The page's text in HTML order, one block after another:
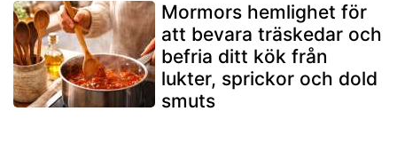
Mormors hemlighet för
att bevara träskedar och
befria ditt kök från
lukter, sprickor och dold
smuts